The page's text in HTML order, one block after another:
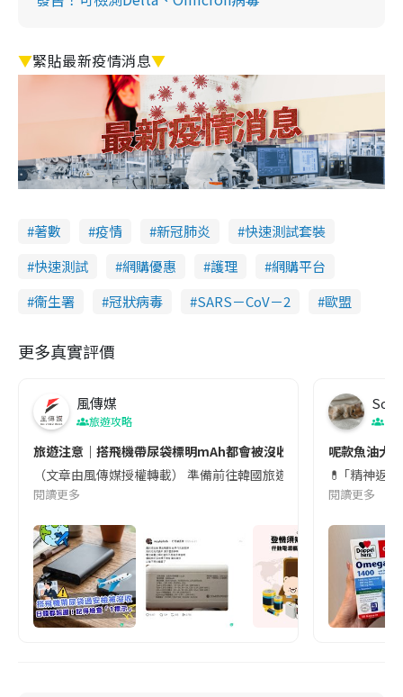
▼緊貼最新疫情消息▼
著數 疫情 新冠肺炎
快速測試套裝
快速測試
網購優惠 護理
網購平台
衞生署
冠狀病毒 SARS－CoV－2 歐盟
更多真實評價
風傳媒
旅遊攻略
旅遊注意｜搭飛機帶尿袋標明mAh都會被沒收😱出發前切記檢查
（文章由風傳媒授權轉載） 準備前往韓國旅遊的民眾，近期要
閱讀更多
Soul
呢款魚油大
💊 ｢精神返
閱讀更多